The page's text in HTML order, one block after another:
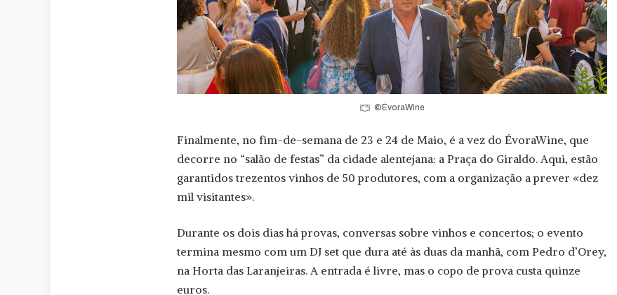
©ÉvoraWine
Finalmente, no fim-de-semana de 23 e 24 de Maio, é a vez do ÉvoraWine, que
decorre no “salão de festas” da cidade alentejana: a Praça do Giraldo. Aqui, estão
garantidos trezentos vinhos de 50 produtores, com a organização a prever «dez
mil visitantes».
Durante os dois dias há provas, conversas sobre vinhos e concertos; o evento
termina mesmo com um DJ set que dura até às duas da manhã, com Pedro d’Orey,
na Horta das Laranjeiras. A entrada é livre, mas o copo de prova custa quinze
euros.